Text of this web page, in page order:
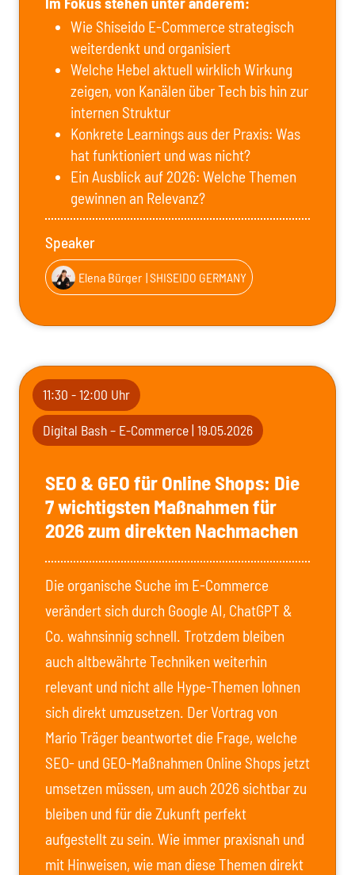
Wie Shiseido E-Commerce strategisch
weiterdenkt und organisiert
Welche Hebel aktuell wirklich Wirkung
zeigen, von Kanälen über Tech bis hin zur
internen Struktur
Konkrete Learnings aus der Praxis: Was
hat funktioniert und was nicht?
Ein Ausblick auf 2026: Welche Themen
gewinnen an Relevanz?
Speaker
Elena Bürger | SHISEIDO GERMANY
11:30 - 12:00 Uhr
Digital Bash – E-Commerce | 19.05.2026
SEO & GEO für Online Shops: Die
7 wichtigsten Maßnahmen für
2026 zum direkten Nachmachen
Die organische Suche im E-Commerce
verändert sich durch Google AI, ChatGPT &
Co. wahnsinnig schnell. Trotzdem bleiben
auch altbewährte Techniken weiterhin
relevant und nicht alle Hype-Themen lohnen
sich direkt umzusetzen. Der Vortrag von
Mario Träger beantwortet die Frage, welche
SEO- und GEO-Maßnahmen Online Shops jetzt
umsetzen müssen, um auch 2026 sichtbar zu
bleiben und für die Zukunft perfekt
aufgestellt zu sein. Wie immer praxisnah und
mit Hinweisen, wie man diese Themen direkt